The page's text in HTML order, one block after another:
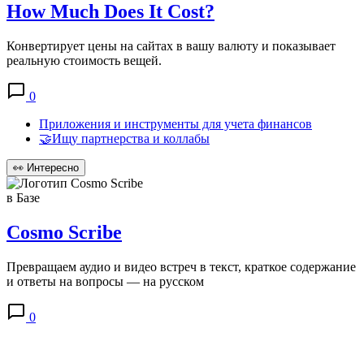
How Much Does It Cost?
Конвертирует цены на сайтах в вашу валюту и показывает
реальную стоимость вещей.
0
Приложения и инструменты для учета финансов
🤝Ищу партнерства и коллабы
👀 Интересно
в Базе
Cosmo Scribe
Превращаем аудио и видео встреч в текст, краткое содержание
и ответы на вопросы — на русском
0